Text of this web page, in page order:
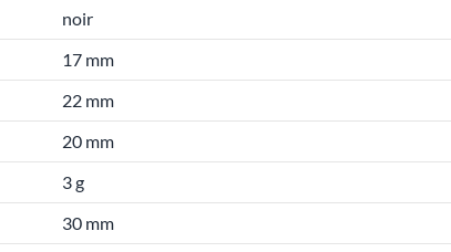
noir
17 mm
22 mm
20 mm
3 g
30 mm